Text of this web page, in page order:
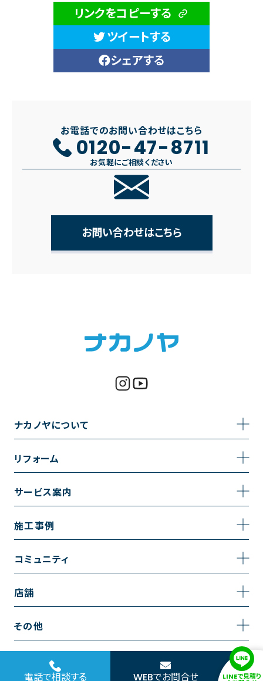
リンクをコピーする
ツイートする
シェアする
お電話でのお問い合わせはこちら
0120-47-8711
お気軽にご相談ください
お問い合わせはこちら
ナカノヤについて
事業内容
採用情報
リフォーム
トイレのリフォーム
キッチンのリフォーム
リノベーション
内装のリフォーム
水回りのリフォーム
サービス案内
サービスの流れ
施工事例
施工事例一覧
お風呂の施工事例
洗面の施工事例
コミュニティ
コミュニティ
お知らせ
店舗
越谷店
浦和店
その他
お問い合わせ
電話で相談する WEBでお問合せ LINEで見積り